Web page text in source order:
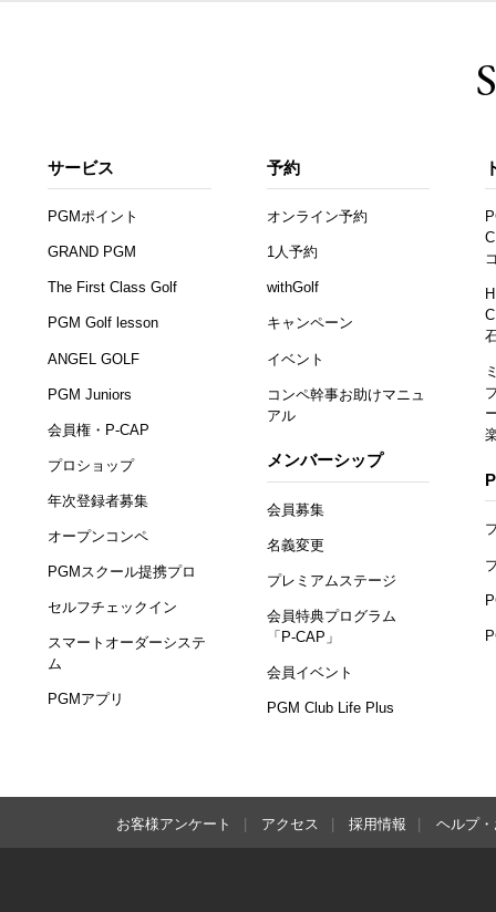
サービス
PGMポイント
GRAND PGM
The First Class Golf
PGM Golf lesson
ANGEL GOLF
PGM Juniors
会員権・P-CAP
プロショップ
年次登録者募集
オープンコンペ
PGMスクール提携プロ
セルフチェックイン
スマートオーダーシステ
ム
PGMアプリ
予約
オンライン予約
1人予約
withGolf
キャンペーン
イベント
コンペ幹事お助けマニュ
アル
メンバーシップ
会員募集
名義変更
プレミアムステージ
会員特典プログラム
「P-CAP」
会員イベント
PGM Club Life Plus
お客様アンケート アクセス 採用情報 ヘルプ